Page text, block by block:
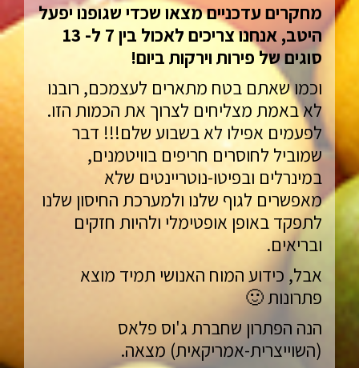
מחקרים עדכניים מצאו שכדי שגופנו יפעל
היטב, אנחנו צריכים לאכול בין 7 ל- 13
סוגים של פירות וירקות ביום!
וכמו שאתם בטח מתארים לעצמכם, רובנו
לא באמת מצליחים לצרוך את הכמות הזו.
לפעמים אפילו לא בשבוע שלם!!! דבר
שמוביל לחוסרים חריפים בוויטמנים,
במינרלים ובפיטו-נוטריינטים שלא
מאפשרים לגוף שלנו ולמערכת החיסון שלנו
לתפקד באופן אופטימלי ולהיות חזקים
ובריאים.
אבל, כידוע המוח האנושי תמיד מוצא
פתרונות 🙂
הנה הפתרון שחברת ג'וס פלאס
(השוייצרית-אמריקאית) מצאה.